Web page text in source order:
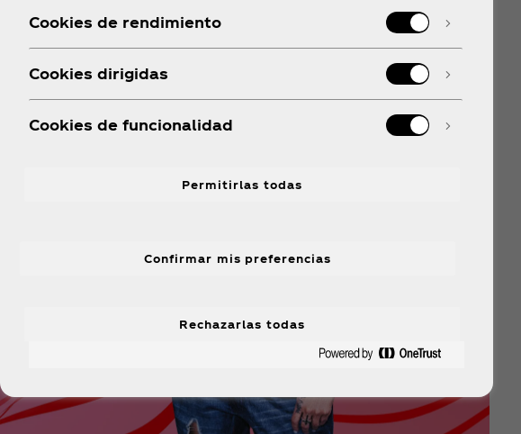
Cookies de rendimiento
Cookies dirigidas
Cookies de funcionalidad
Permitirlas todas
Rechazarlas todas
Confirmar mis preferencias